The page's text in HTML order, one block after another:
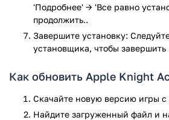
Управление: управление героем
помощью виртуальных кнопок на
настраиваются под предпочтения
Оружие и навыки: герой может
уровни. В приложении доступны
луков, а также магические
игрок может использовать для
'Подробнее' → 'Все равно
продолжить..
Завершите установку:
установщика, чтобы завершить
Как обновить Apple Knight
Скачайте новую версию игры с
Найдите загруженный файл и